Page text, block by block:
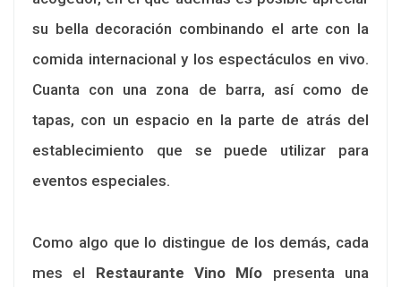
su bella decoración combinando el arte con la
comida internacional y los espectáculos en vivo.
Cuanta con una zona de barra, así como de
tapas, con un espacio en la parte de atrás del
establecimiento que se puede utilizar para
eventos especiales.
Como algo que lo distingue de los demás, cada
mes el Restaurante Vino Mío presenta una